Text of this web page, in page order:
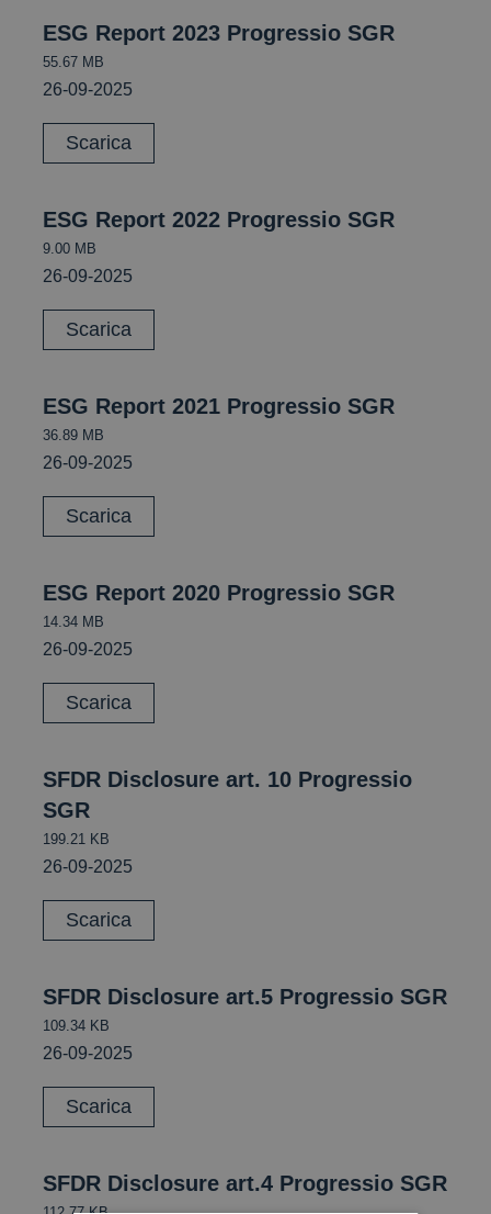
ESG Report 2023 Progressio SGR
55.67 MB
26-09-2025
Scarica
ESG Report 2022 Progressio SGR
9.00 MB
26-09-2025
Scarica
ESG Report 2021 Progressio SGR
36.89 MB
26-09-2025
Scarica
ESG Report 2020 Progressio SGR
14.34 MB
26-09-2025
Scarica
SFDR Disclosure art. 10 Progressio
SGR
199.21 KB
26-09-2025
Scarica
SFDR Disclosure art.5 Progressio SGR
109.34 KB
26-09-2025
Scarica
SFDR Disclosure art.4 Progressio SGR